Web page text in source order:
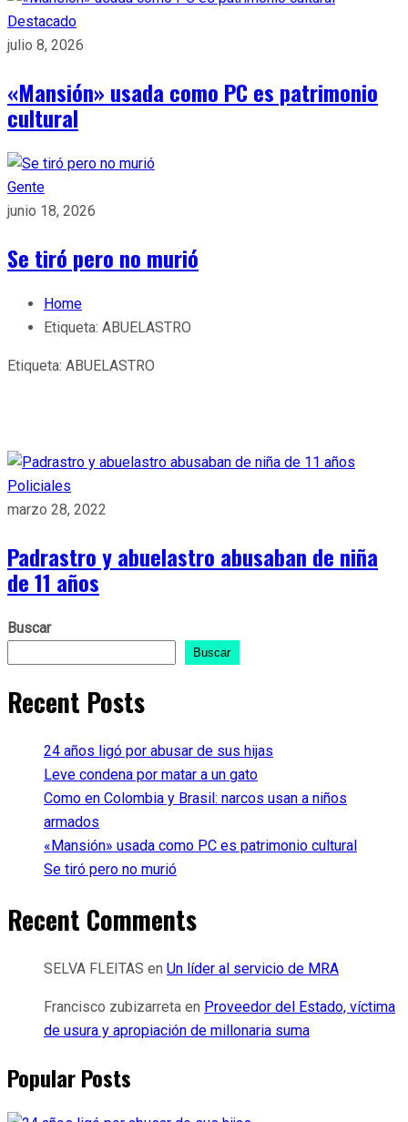
Destacado
julio 8, 2026
«Mansión» usada como PC es patrimonio
cultural
Gente
junio 18, 2026
Se tiró pero no murió
Home
Etiqueta: ABUELASTRO
Etiqueta: ABUELASTRO
Policiales
marzo 28, 2022
Padrastro y abuelastro abusaban de niña
de 11 años
Buscar
Buscar
Recent Posts
24 años ligó por abusar de sus hijas
Leve condena por matar a un gato
Como en Colombia y Brasil: narcos usan a niños
armados
«Mansión» usada como PC es patrimonio cultural
Se tiró pero no murió
Recent Comments
SELVA FLEITAS en Un líder al servicio de MRA
Francisco zubizarreta en Proveedor del Estado, víctima
de usura y apropiación de millonaria suma
Popular Posts